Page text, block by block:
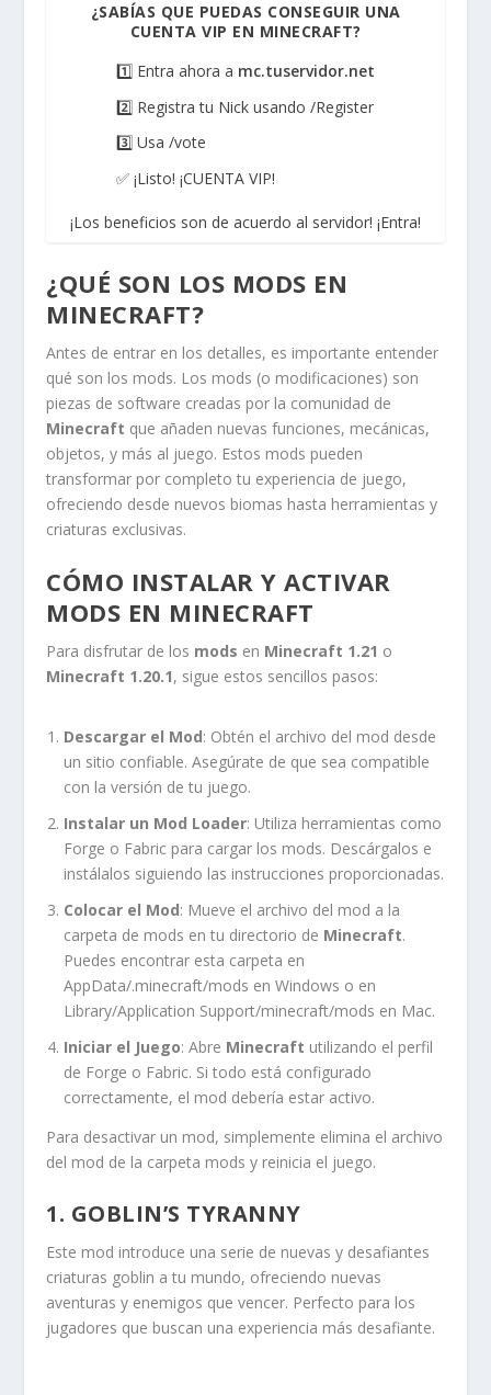
¿SABÍAS QUE PUEDAS CONSEGUIR UNA
CUENTA VIP EN MINECRAFT?
1️⃣ Entra ahora a mc.tuservidor.net
2️⃣ Registra tu Nick usando /Register
3️⃣ Usa /vote
✅ ¡Listo! ¡CUENTA VIP!
¡Los beneficios son de acuerdo al servidor! ¡Entra!
¿QUÉ SON LOS MODS EN
MINECRAFT?
Antes de entrar en los detalles, es importante entender
qué son los mods. Los mods (o modificaciones) son
piezas de software creadas por la comunidad de
Minecraft que añaden nuevas funciones, mecánicas,
objetos, y más al juego. Estos mods pueden
transformar por completo tu experiencia de juego,
ofreciendo desde nuevos biomas hasta herramientas y
criaturas exclusivas.
CÓMO INSTALAR Y ACTIVAR
MODS EN MINECRAFT
Para disfrutar de los mods en Minecraft 1.21 o
Minecraft 1.20.1, sigue estos sencillos pasos:
Descargar el Mod: Obtén el archivo del mod desde
un sitio confiable. Asegúrate de que sea compatible
con la versión de tu juego.
Instalar un Mod Loader: Utiliza herramientas como
Forge o Fabric para cargar los mods. Descárgalos e
instálalos siguiendo las instrucciones proporcionadas.
Colocar el Mod: Mueve el archivo del mod a la
carpeta de mods en tu directorio de Minecraft.
Puedes encontrar esta carpeta en
AppData/.minecraft/mods en Windows o en
Library/Application Support/minecraft/mods en Mac.
Iniciar el Juego: Abre Minecraft utilizando el perfil
de Forge o Fabric. Si todo está configurado
correctamente, el mod debería estar activo.
Para desactivar un mod, simplemente elimina el archivo
del mod de la carpeta mods y reinicia el juego.
1. GOBLIN’S TYRANNY
Este mod introduce una serie de nuevas y desafiantes
criaturas goblin a tu mundo, ofreciendo nuevas
aventuras y enemigos que vencer. Perfecto para los
jugadores que buscan una experiencia más desafiante.